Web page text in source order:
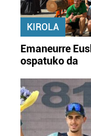
KIROLA
Emaneurre
ospatuko da